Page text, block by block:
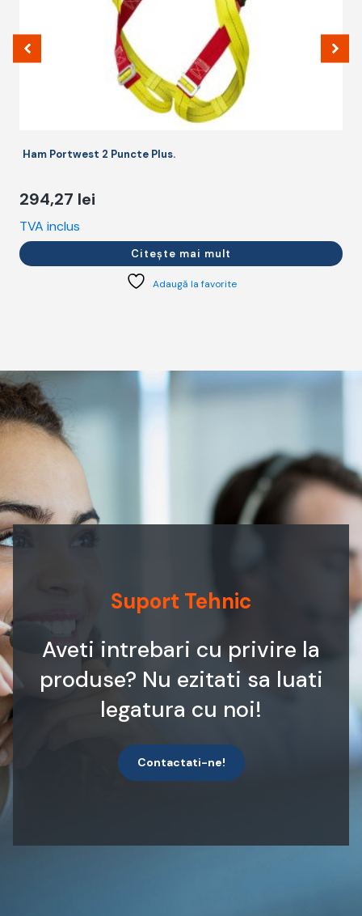
Ham Portwest 2 Puncte Plus.
294,27 lei
TVA inclus
Citește mai mult
Adaugă la favorite
Suport Tehnic
Aveti intrebari cu privire la
produse? Nu ezitati sa luati
legatura cu noi!
Contactati-ne!